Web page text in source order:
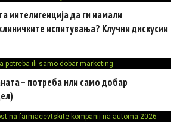
интелигенција да ги намали
испитувања? Клучни дискусии
– потреба или само добар